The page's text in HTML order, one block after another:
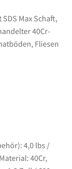
Max Schaft,
40Cr-
Fliesen
4,0 lbs /
40Cr,